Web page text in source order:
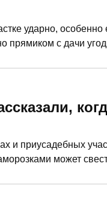
ударно, особенно
прямиком с дачи
и приусадебных
может